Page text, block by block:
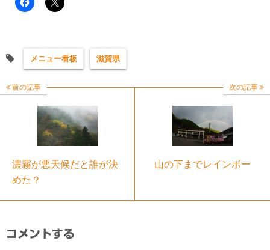
メニュー看板 滋賀県
前の記事
濃霧が悪天候だと誰が決
めた？
次の記事
山の下までレインボー
コメントする